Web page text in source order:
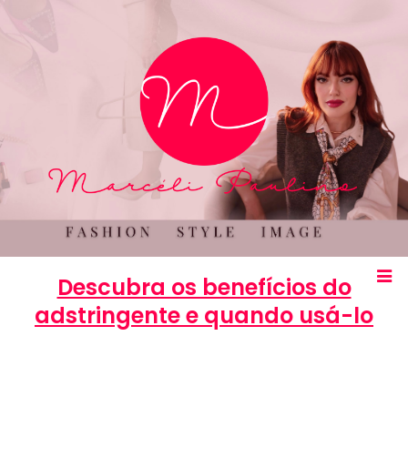
Descubra os benefícios do
adstringente e quando usá-lo